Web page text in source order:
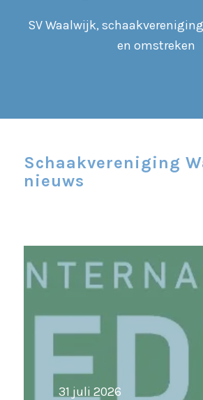
SV Waalwijk,
en omstreken
Schaakvereniging
nieuws
31 juli 2026